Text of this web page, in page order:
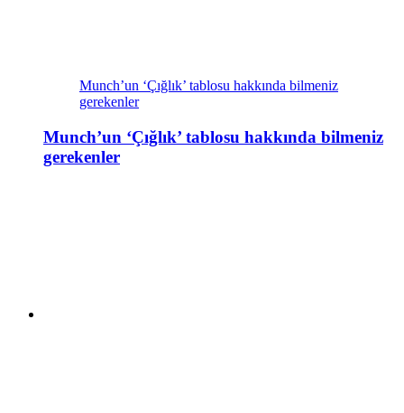
Munch’un ‘Çığlık’ tablosu hakkında bilmeniz
gerekenler
Munch’un ‘Çığlık’ tablosu hakkında bilmeniz
gerekenler